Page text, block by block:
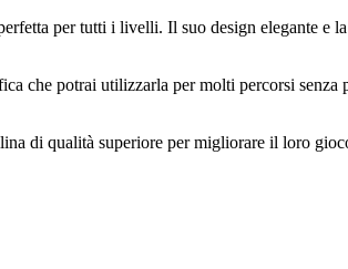
per tutti i livelli. Il suo design elegante e
che potrai utilizzarla per molti percorsi
di qualità superiore per migliorare il loro